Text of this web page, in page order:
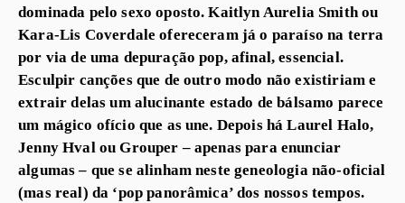
dominada pelo sexo oposto. Kaitlyn Aurelia Smith ou
Kara-Lis Coverdale ofereceram já o paraíso na terra
por via de uma depuração pop, afinal, essencial.
Esculpir canções que de outro modo não existiriam e
extrair delas um alucinante estado de bálsamo parece
um mágico ofício que as une. Depois há Laurel Halo,
Jenny Hval ou Grouper – apenas para enunciar
algumas – que se alinham neste geneologia não-oficial
(mas real) da ‘pop panorâmica’ dos nossos tempos.